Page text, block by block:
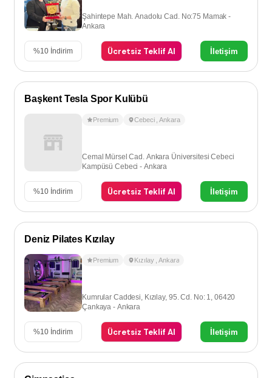
Şahintepe Mah. Anadolu Cad. No:75 Mamak -
Ankara
%10 İndirim Ücretsiz Teklif Al İletişim
Başkent Tesla Spor Kulübü
Premium Cebeci ,Ankara
Cemal Mürsel Cad. Ankara Üniversitesi Cebeci
Kampüsü Cebeci - Ankara
%10 İndirim Ücretsiz Teklif Al İletişim
Deniz Pilates Kızılay
Premium Kızılay ,Ankara
Kumrular Caddesi, Kızılay, 95. Cd. No: 1, 06420
Çankaya - Ankara
%10 İndirim Ücretsiz Teklif Al İletişim